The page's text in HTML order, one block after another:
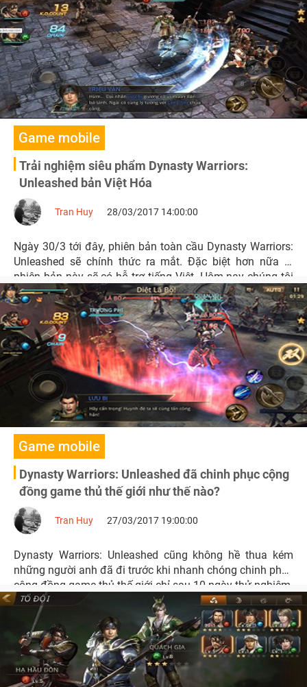
Game mobile
Trải nghiệm siêu phẩm Dynasty Warriors:
Unleashed bản Việt Hóa
Tran Huy 28/03/2017 14:00:00
Ngày 30/3 tới đây, phiên bản toàn cầu Dynasty Warriors:
Unleashed sẽ chính thức ra mắt. Đặc biệt hơn nữa là
phiên bản này sẽ có hỗ trợ tiếng Việt. Hôm nay chúng tôi
đã có cơ hội trải nghiệm trước Dynasty Warriors:
Unleashed Việt Hóa.
Game mobile
Dynasty Warriors: Unleashed đã chinh phục cộng
đồng game thủ thế giới như thế nào?
Tran Huy 27/03/2017 19:00:00
Dynasty Warriors: Unleashed cũng không hề thua kém
những người anh đã đi trước khi nhanh chóng chinh phục
cộng đồng game thủ thế giới chỉ sau 10 ngày thử nghiệm.